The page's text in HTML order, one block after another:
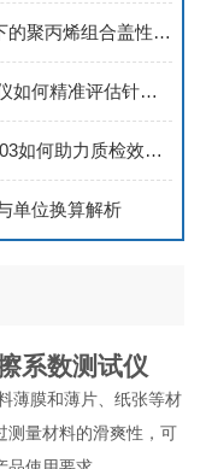
深入解析YBB00242004-2015标准下的聚丙烯组合盖性能检测流程
揭秘异型针安全奥秘：针刺穿测试仪如何精准评估针尖锋利与穿刺力
氯化铵颗粒强度测试新利器！BST-03如何助力质检效率提升50%？
单位换算解析
系数测试仪
薄膜和薄片、纸张等材
测量材料的滑爽性，可